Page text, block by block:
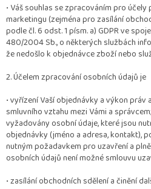
• Váš souhlas se zpracováním pro
marketingu (zejména pro zasílání
podle čl. 6 odst. 1 písm. a) GDPR ve
480/2004 Sb., o některých službách
že nedošlo k objednávce zboží nebo
2. Účelem zpracování osobních údajů je
•vyřízení Vaší objednávky a výkon
smluvního vztahu mezi Vámi a
vyžadovány osobní údaje, které jsou
objednávky (jméno a adresa, kontakt),
nutným požadavkem pro uzavření a
osobních údajů není možné smlouvu
•zasílání obchodních sdělení a činění